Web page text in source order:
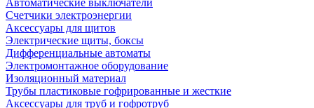
Автоматические выключатели
Счетчики электроэнергии
Аксессуары для щитов
Электрические щиты, боксы
Дифференциальные автоматы
Электромонтажное оборудование
Изоляционный материал
Трубы пластиковые гофрированные и жесткие
Аксессуары для труб и гофротруб